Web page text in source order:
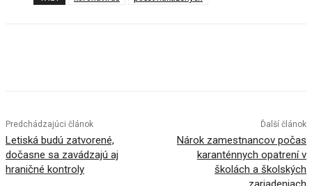
Predchádzajúci článok
Letiská budú zatvorené,
dočasne sa zavádzajú aj
hraničné kontroly
Ďalší článok
Nárok zamestnancov počas
karanténnych opatrení v
školách a školských